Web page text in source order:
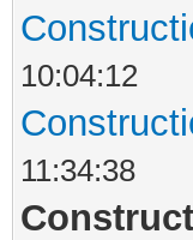
10:04:12
11:34:38